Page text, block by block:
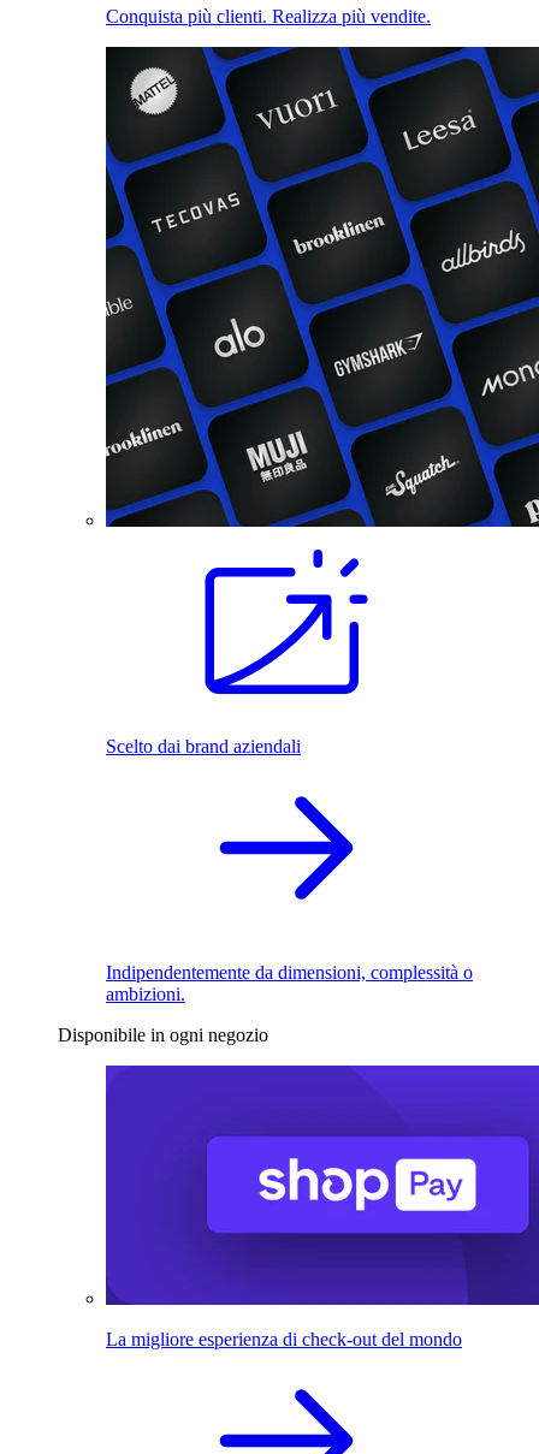
Conquista più clienti. Realizza più vendite.
Scelto dai brand aziendali
Indipendentemente da dimensioni, complessità o
ambizioni.
Disponibile in ogni negozio
La migliore esperienza di check-out del mondo